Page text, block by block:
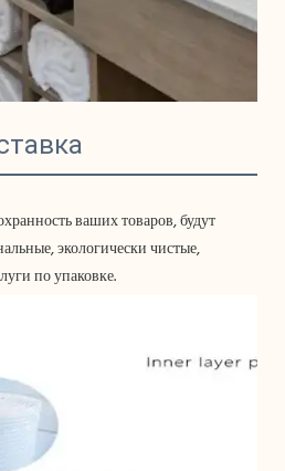
ваших товаров, будут
экологически чистые,